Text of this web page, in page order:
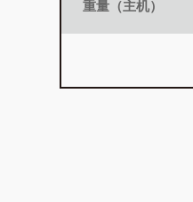
重量（主机）